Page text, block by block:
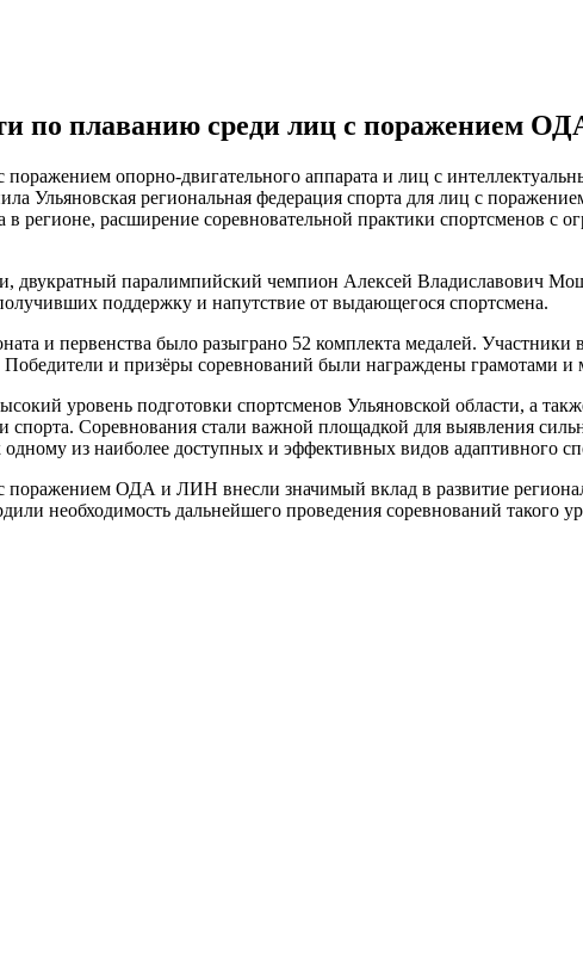
по плаванию среди лиц с поражением
опорно-двигательного аппарата и лиц с
Ульяновская региональная федерация спорта для лиц с
регионе, расширение соревновательной практики спортсменов с
двукратный паралимпийский чемпион Алексей Владиславович
поддержку и напутствие от выдающегося спортсмена.
и первенства было разыграно 52 комплекта медалей.
и призёры соревнований были награждены грамотами и
уровень подготовки спортсменов Ульяновской области, а
спорта. Соревнования стали важной площадкой для выявления
из наиболее доступных и эффективных видов адаптивного
ОДА и ЛИН внесли значимый вклад в развитие
необходимость дальнейшего проведения соревнований такого